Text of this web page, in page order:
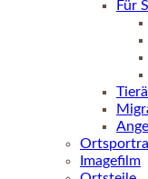
Für
Imagefilm